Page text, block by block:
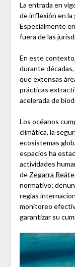
La entrada en
de inflexión en la
Especialmente
fuera de las
En este
durante
que extensas
prácticas
acelerada de
Los océanos
climática, la
ecosistemas
espacios ha
actividades
de Zegarra
normativo;
reglas
monitoreo
garantizar su